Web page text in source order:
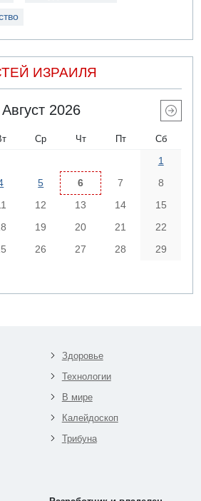
ИЗРАИЛЯ
Август 2026
Ср Чт Пт Сб
1
5 6 7
8
12 13 14
15
19 20 21
22
26 27 28
29
Здоровье
Технологии
В мире
Калейдоскоп
Трибуна